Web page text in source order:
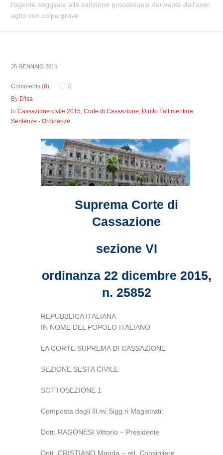
l’agente soggiace alla sanzione processuale derivante dall’aver
agito con colpa grave
26 GENNAIO 2016
Comments (0)
0
By D'Isa
InCassazione civile 2015,Corte di Cassazione, Diritto Fallimentare,
Sentenze - Ordinanze
Suprema Corte di
Cassazione
sezione VI
ordinanza 22 dicembre 2015,
n. 25852
REPUBBLICA ITALIANA
IN NOME DEL POPOLO ITALIANO
LA CORTE SUPREMA DI CASSAZIONE
SEZIONE SESTA CIVILE
SOTTOSEZIONE 1
Composta dagli Ill.mi Sigg.ri Magistrati:
Dott. RAGONESI Vittorio – Presidente
Dott. CRISTIANO Magda – rel. Consigliere